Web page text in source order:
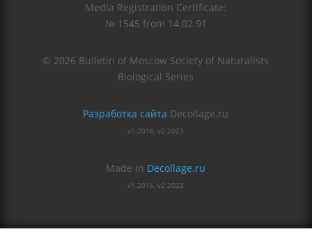
Media Registration Certificate:
№ 1545 from 14.02.91
© 2026 Bulletin of Moscow Society of Naturalists
Biological Series
Разработка сайта Decollage.ru
v1.2016, v2.2023
Made in Decollage.ru
v1.2016, v2.2023